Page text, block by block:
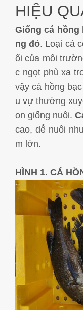
Cá Gáy Lù Giống
Cá Thiên Sứ Giống
Cá Sủ Đất Giống Chất
Cá Mú Nghệ Xanh
Giống Cá Mú Lai Đen
Ẩm Thực
Giải Trí
Thông Tin Vận Chuyển
Chính Sách Bảo Mật
HIỆU
Giống cá hồng
ng đỏ. Loại cá
ổi của môi
c ngọt phù xa
vậy cá hồng
u vự thường
on giống nuôi.
cao, dễ nuôi
m lớn.
HÌNH 1. CÁ